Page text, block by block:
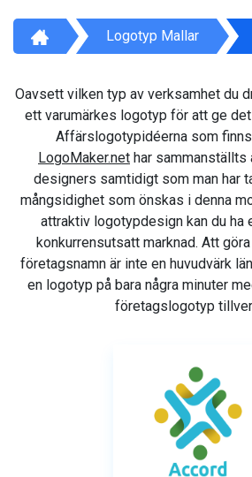
Logotyp Mallar
Oavsett vilken typ av verksamhet du
ett varumärkes logotyp för att ge
Affärslogotypidéerna som
LogoMaker.net har
designers samtidigt som man har
mångsidighet som önskas i denna
attraktiv logotypdesign kan du ha
konkurrensutsatt marknad. Att
företagsnamn är inte en huvudvärk
en logotyp på bara några minuter
företagslogotyp